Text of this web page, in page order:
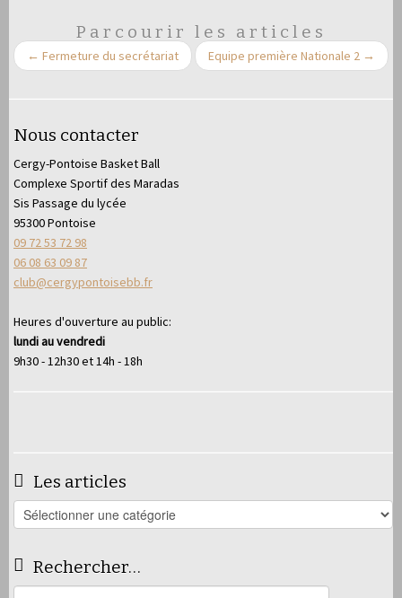
Parcourir les articles
← Fermeture du secrétariat Equipe première Nationale 2 →
Nous contacter
Cergy-Pontoise Basket Ball
Complexe Sportif des Maradas
Sis Passage du lycée
95300 Pontoise
09 72 53 72 98
06 08 63 09 87
club@cergypontoisebb.fr
Heures d'ouverture au public:
lundi au vendredi
9h30 - 12h30 et 14h - 18h
Les articles
Les
articles
Rechercher…